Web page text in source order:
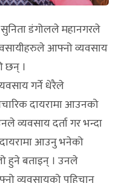
डंगोलले महानगरले
आफ्नो व्यवसाय
छन् ।
गर्ने धेरैले
दायरामा आउनको
व्यवसाय दर्ता गर भन्दा
आउनु भनेको
हुने बताइन् । उनले